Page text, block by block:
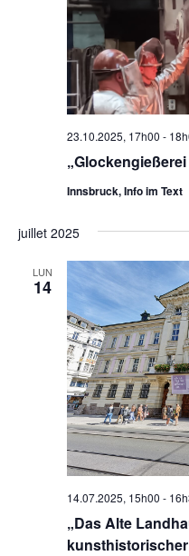
23.10.2025, 17h00 -
Innsbruck, Info im Text
juillet 2025
LUN
14
„Das Alte
14.07.2025, 15h00 -